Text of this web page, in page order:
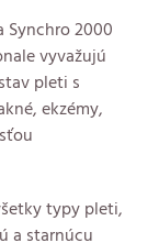
Synchro 2000
vyvažujú
pleti s
ekzémy,
typy pleti,
a starnúcu